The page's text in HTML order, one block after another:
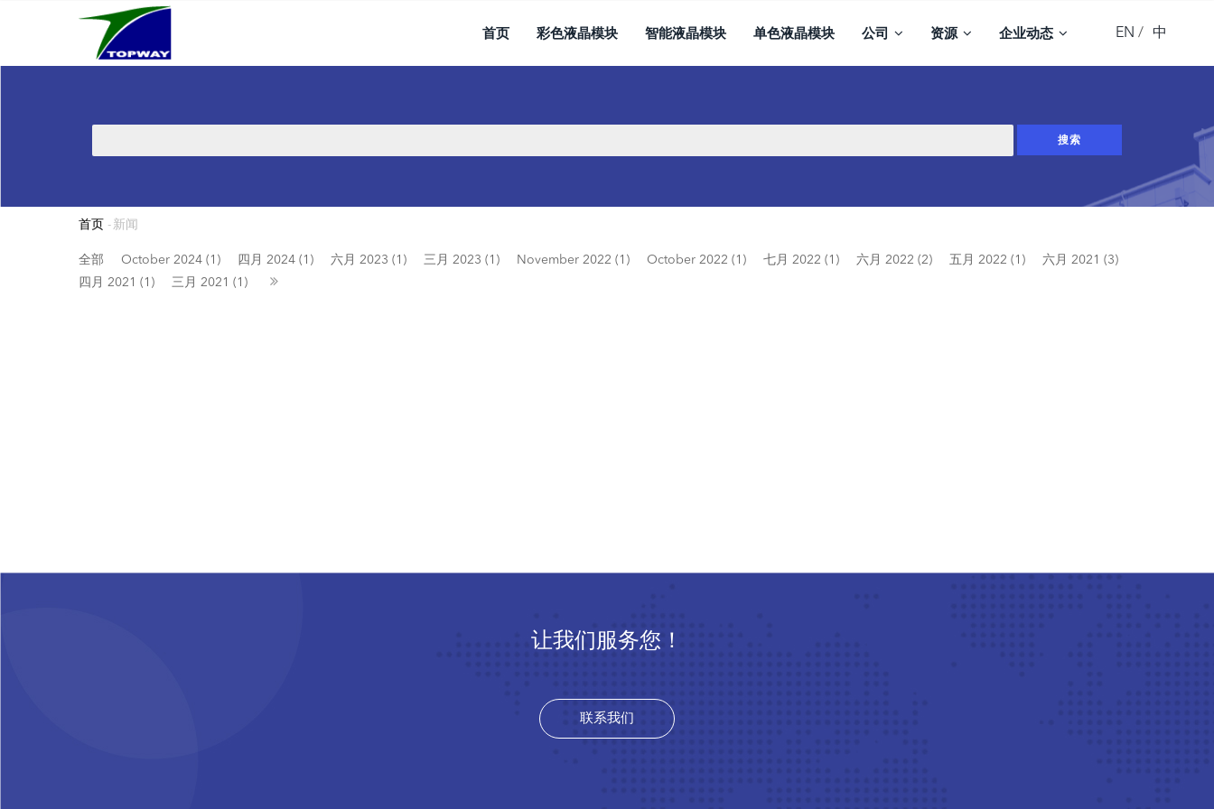
首页 彩色液晶模块 智能液晶模块 单色液晶模块 公司 资源 企业动态 EN 中
索
面
包
屑
首页 - 新闻
全部 October 2024 (1) 四月 2024 (1) 六月 2023 (1) 三月 2023 (1) November 2022 (1) October 2022 (1) 七月 2022 (1) 六月 2022 (2) 五月 2022 (1)
六月 2021 (3)
四月 2021 (1)
三月 2021 (1)
让我们服务您！
联系我们